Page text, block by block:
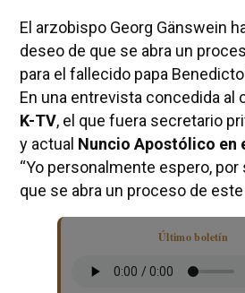
El arzobispo Georg Gänswein
deseo de que se abra un
para el fallecido papa
En una entrevista concedida al
K-TV, el que fuera secretario
y actual Nuncio Apostólico en
“Yo personalmente espero,
que se abra un proceso de este
Último boletín